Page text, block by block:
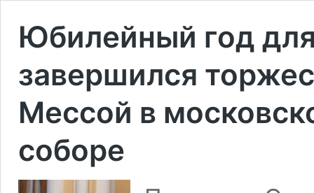
Юбилейный год
завершился
Мессой в
соборе